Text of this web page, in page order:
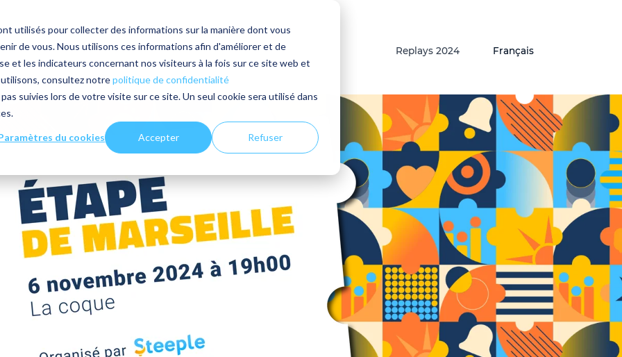
utilisés pour collecter des informations sur la manière dont vous
de vous. Nous utilisons ces informations afin d'améliorer et de
et les indicateurs concernant nos visiteurs à la fois sur ce site web et
consultez notrepolitique de confidentialité
suivies lors de votre visite sur ce site. Un seul cookie sera utilisé dans
du cookies Accepter Refuser
Replays 2024 Français